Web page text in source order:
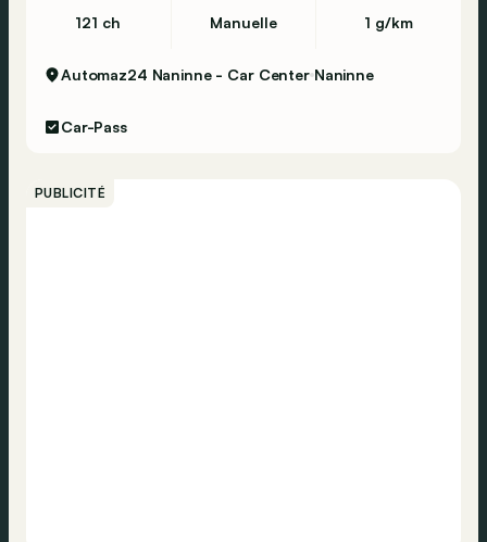
121 ch Manuelle 1 g/km
Automaz24 Naninne - Car Center Naninne
Car-Pass
PUBLICITÉ